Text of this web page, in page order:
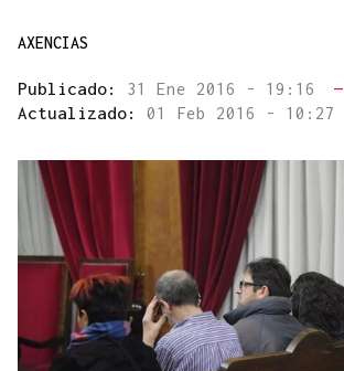
AXENCIAS
Publicado: 31 Ene 2016 - 19:16
—
Actualizado: 01 Feb 2016 - 10:27